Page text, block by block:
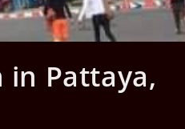
Pattaya,